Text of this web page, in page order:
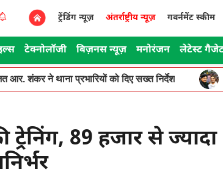
ट्रेंडिंग न्यूज़ अंतर्राष्ट्रीय न्यूज़ गवर्नमेंट स्कीम
टेक्नोलॉजी बिज़नस न्यूज़ मनोरंजन लेटेस्ट
आर. शंकर ने थाना प्रभारियों को दिए सख्त निर्देश
89 हजार से ज्यादा